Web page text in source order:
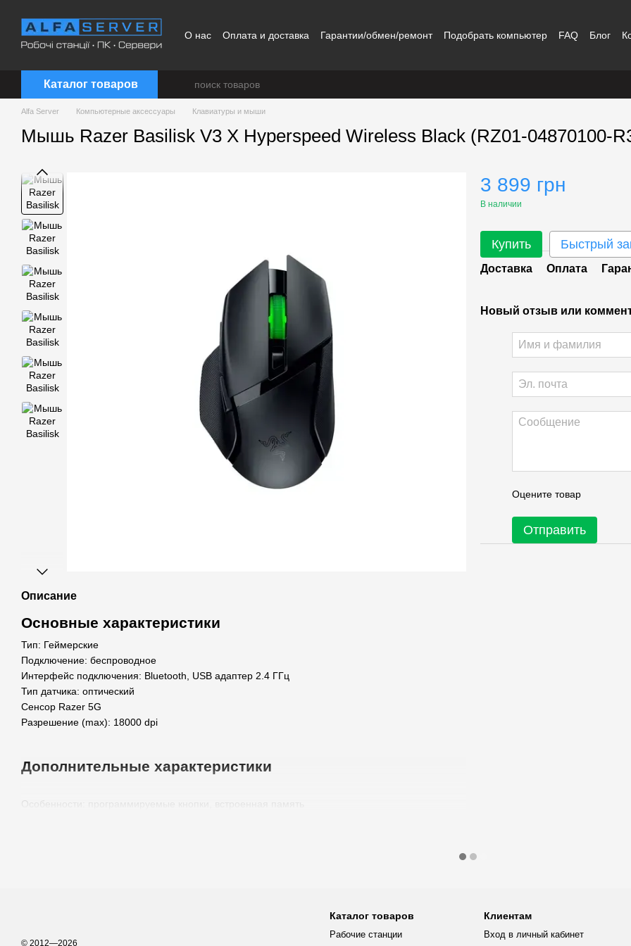
О нас Оплата и доставка Гарантии/обмен/ремонт Подобрать компьютер FAQ Блог
Каталог товаров
Alfa Server Компьютерные аксессуары Клавиатуры и мыши
Мышь Razer Basilisk V3 X Hyperspeed Wireless Black (RZ01-04870100-
Описание
Основные характеристики
Тип: Геймерские
Подключение: беспроводное
Интерфейс подключения: Bluetooth, USB адаптер 2.4 ГГц
Тип датчика: оптический
Сенсор Razer 5G
Разрешение (max): 18000 dpi
Дополнительные характеристики
Особенности: программируемые кнопки, встроенная память
3 899 грн
В наличии
Купить Быстрый
Доставка Оплата
Новый отзыв или
Оцените товар
Отправить
© 2012—2026
Каталог товаров
Рабочие станции
Клиентам
Вход в личный кабинет